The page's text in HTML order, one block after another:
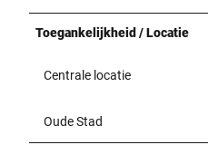
Toegankelijkheid / Locatie
Centrale locatie
Oude Stad